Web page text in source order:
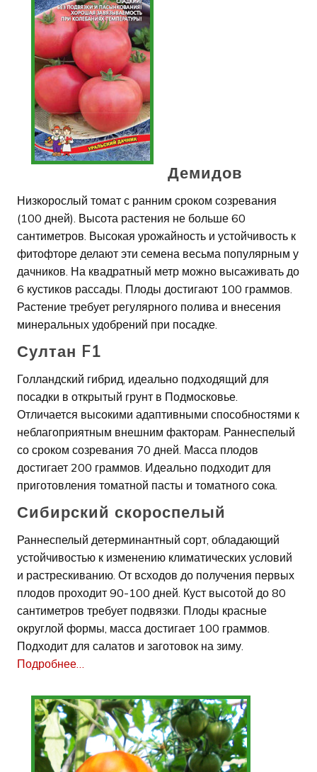
Демидов
Низкорослый томат с ранним сроком созревания
(100 дней). Высота растения не больше 60
сантиметров. Высокая урожайность и устойчивость к
фитофторе делают эти семена весьма популярным у
дачников. На квадратный метр можно высаживать до
6 кустиков рассады. Плоды достигают 100 граммов.
Растение требует регулярного полива и внесения
минеральных удобрений при посадке.
Султан F1
Голландский гибрид, идеально подходящий для
посадки в открытый грунт в Подмосковье.
Отличается высокими адаптивными способностями к
неблагоприятным внешним факторам. Раннеспелый
со сроком созревания 70 дней. Масса плодов
достигает 200 граммов. Идеально подходит для
приготовления томатной пасты и томатного сока.
Сибирский скороспелый
Раннеспелый детерминантный сорт, обладающий
устойчивостью к изменению климатических условий
и растрескиванию. От всходов до получения первых
плодов проходит 90-100 дней. Куст высотой до 80
сантиметров требует подвязки. Плоды красные
округлой формы, масса достигает 100 граммов.
Подходит для салатов и заготовок на зиму.
Подробнее…